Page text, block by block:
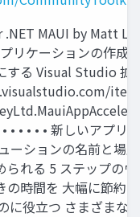
MAUI by Matt
リケーションの作成
する Visual Studio 拡
• • • • 新しいアプリ
ーションの名前と場
られる 5 ステップの
の時間を ⼤幅に節約
に役⽴つ さまざまな